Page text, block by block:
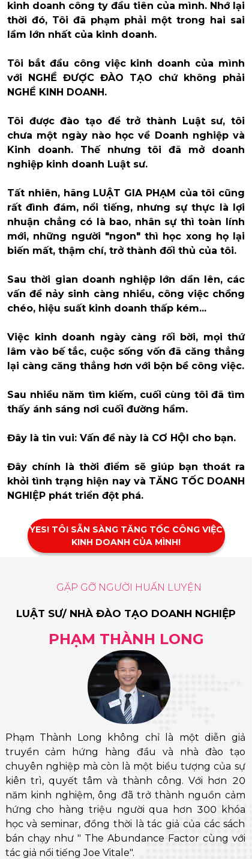
kinh doanh công ty đầu tiên của mình. Nhớ lại
thời đó, Tôi đã phạm phải một trong hai sai
lầm lớn nhất của kinh doanh.
Tôi bắt đầu công việc kinh doanh của mình
với NGHỀ ĐƯỢC ĐÀO TẠO chứ không phải
NGHỀ KINH DOANH.
Tôi được đào tạo để trở thành Luật sư, tôi
chưa một ngày nào học về Doanh nghiệp và
Kinh doanh. Thế nhưng tôi đã mở doanh
nghiệp kinh doanh Luật sư.
Tất nhiên, hãng LUẬT GIA PHẠM của tôi cũng
rất đình đám, nổi tiếng, nhưng sự thực là lợi
nhuận chẳng có là bao, nhân sự thì toàn lính
mới, những người "ngon" thì học xong họ lại
biến mất, thậm chí, trở thành đối thủ của tôi.
Sau thời gian doanh nghiệp lớn dần lên, các
vấn đề nảy sinh càng nhiều, công việc chồng
chéo, hiệu suất kinh doanh thấp kém...
Việc kinh doanh ngày càng rối bời, mọi thứ
lâm vào bế tắc, cuộc sống vốn đã căng thẳng
lại càng căng thẳng hơn với bộn bề công việc.
Sau nhiều năm tìm kiếm, cuối cùng tôi đã tìm
thấy ánh sáng nơi cuối đường hầm.
Đây là tin vui: Vấn đề này là CƠ HỘI cho bạn.
Đây chính là thời điểm sẽ giúp bạn thoát ra
khỏi tình trạng hiện nay và TĂNG TỐC DOANH
NGHIỆP phát triển đột phá.
YES! TÔI SẴN SÀNG TĂNG TỐC CÔNG VIỆC
KINH DOANH CỦA MÌNH!
GẶP GỠ NGƯỜI HUẤN LUYỆN
LUẬT SƯ/ NHÀ ĐÀO TẠO DOANH NGHIỆP
Phạm Thành Long không chỉ là một diễn giả
truyền cảm hứng hàng đầu và nhà đào tạo
chuyên nghiệp mà còn là một biểu tượng của sự
kiên trì, quyết tâm và thành công. Với hơn 20
năm kinh nghiệm, ông đã trở thành nguồn cảm
hứng cho hàng triệu người qua hơn 300 khóa
học và seminar, đồng thời là tác giả của các sách
bán chạy như " The Abundance Factor cùng với
tác giả nổi tiếng Joe Vitale".
PHẠM THÀNH LONG